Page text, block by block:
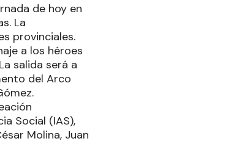
de hoy en
La
provinciales.
a los héroes
salida será a
del Arco
Social (IAS),
Molina, Juan